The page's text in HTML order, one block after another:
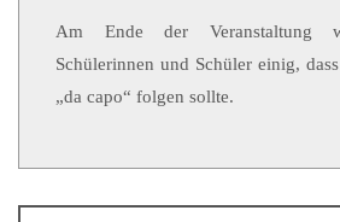
Am Ende der Veranstaltung
Schülerinnen und Schüler einig,
„da capo“ folgen sollte.